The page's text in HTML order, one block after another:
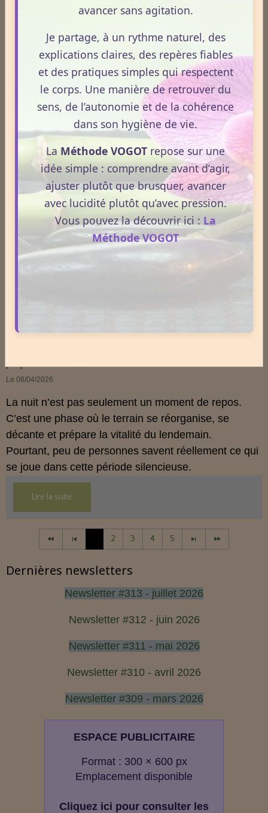
usages externes du CBD sont autorisés. Cet article
comprendre comment le CBD s’inscrit dans une
démarche de prévention, sans ingestion et sans
allégations thérapeutiques.
CBD et douleurs – Apprenez à bien maîtriser le concept.
Le 13/05/2026
Le CBD suscite un intérêt croissant lorsqu’il est
question de douleurs et de bien‑être. Pourtant, son
rôle réel, son cadre légal et ses usages externes
restent souvent mal compris. Cet article propose une
mise au point claire, moderne et conforme à la
réglementation française de 2026, afin de mieux
comprendre comment le CBD s’intègre dans une
approche globale de prévention.
CBD : l'anti-inflammatoire du 21ème siècle.
Le CBD occupe une place croissante dans les
discussions autour du bien‑être et de la prévention.
Souvent présenté comme un allié naturel, il suscite
et conforme à la réglementation française de 2026.
prépare réellement le réveil.
Le 08/04/2026
La nuit n’est pas seulement un moment de repos.
C’est une phase où le terrain se réorganise, se
décante et prépare la vitalité du lendemain.
Pourtant, peu de personnes savent réellement ce qui
se joue dans cette période silencieuse.
Lire la suite
2 3 4 5
Dernières newsletters
Newsletter #313 - juillet 2026
Newsletter #312 - juin 2026
Newsletter #311 - mai 2026
Newsletter #310 - avril 2026
Newsletter #309 - mars 2026
ESPACE PUBLICITAIRE
Format : 300 × 600 px
Emplacement disponible
Cliquez ici pour consulter les
avancer sans agitation.
Je partage, à un rythme naturel, des
explications claires, des repères fiables
et des pratiques simples qui respectent
le corps. Une manière de retrouver du
sens, de l’autonomie et de la cohérence
dans son hygiène de vie.
La Méthode VOGOT repose sur une
idée simple : comprendre avant d’agir,
ajuster plutôt que brusquer, avancer
avec lucidité plutôt qu’avec pression.
Vous pouvez la découvrir ici : La
Méthode VOGOT